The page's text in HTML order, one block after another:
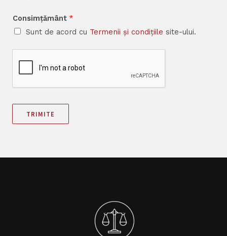
Consimțământ *
Sunt de acord cu Termenii și condițiile site-ului.
TRIMITE